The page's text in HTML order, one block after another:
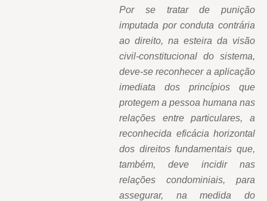
Por se tratar de punição
imputada por conduta contrária
ao direito, na esteira da visão
civil-constitucional do sistema,
deve-se reconhecer a aplicação
imediata dos princípios que
protegem a pessoa humana nas
relações entre particulares, a
reconhecida eficácia horizontal
dos direitos fundamentais que,
também, deve incidir nas
relações condominiais, para
assegurar, na medida do